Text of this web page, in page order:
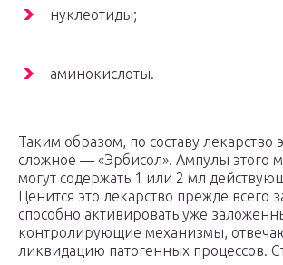
нуклеотиды;
аминокислоты.
Таким образом, по составу лекарство
сложное — «Эрбисол». Ампулы этого
могут содержать 1 или 2 мл
Ценится это лекарство прежде всего
способно активировать уже
контролирующие механизмы,
ликвидацию патогенных процессов.